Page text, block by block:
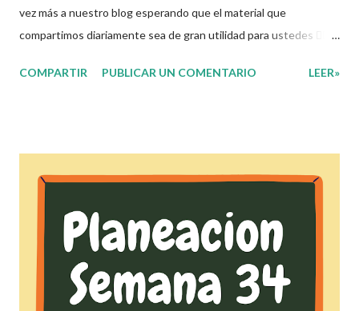
vez más a nuestro blog esperando que el material que
compartimos diariamente sea de gran utilidad para ustedes 🙋🏽‍♂️
cuadernillo de actividades de la semana 34 donde encontrarán
fortalecer los procesos de enseñanza y aprendizaje para que los
alumnos alcacen los niveles de logro educativo. Agradecemos a
los creadores de estos increibles archivos ya que gracias a su
dedicacion y trabajo podemos gozar de estas planeaciones
didacticas, recuerden que nosotros solo los compartimos con
fines educativos, didácticos e informativos.😊 Obtén
COMPARTIR PUBLICAR UN COMENTARIO LEER»